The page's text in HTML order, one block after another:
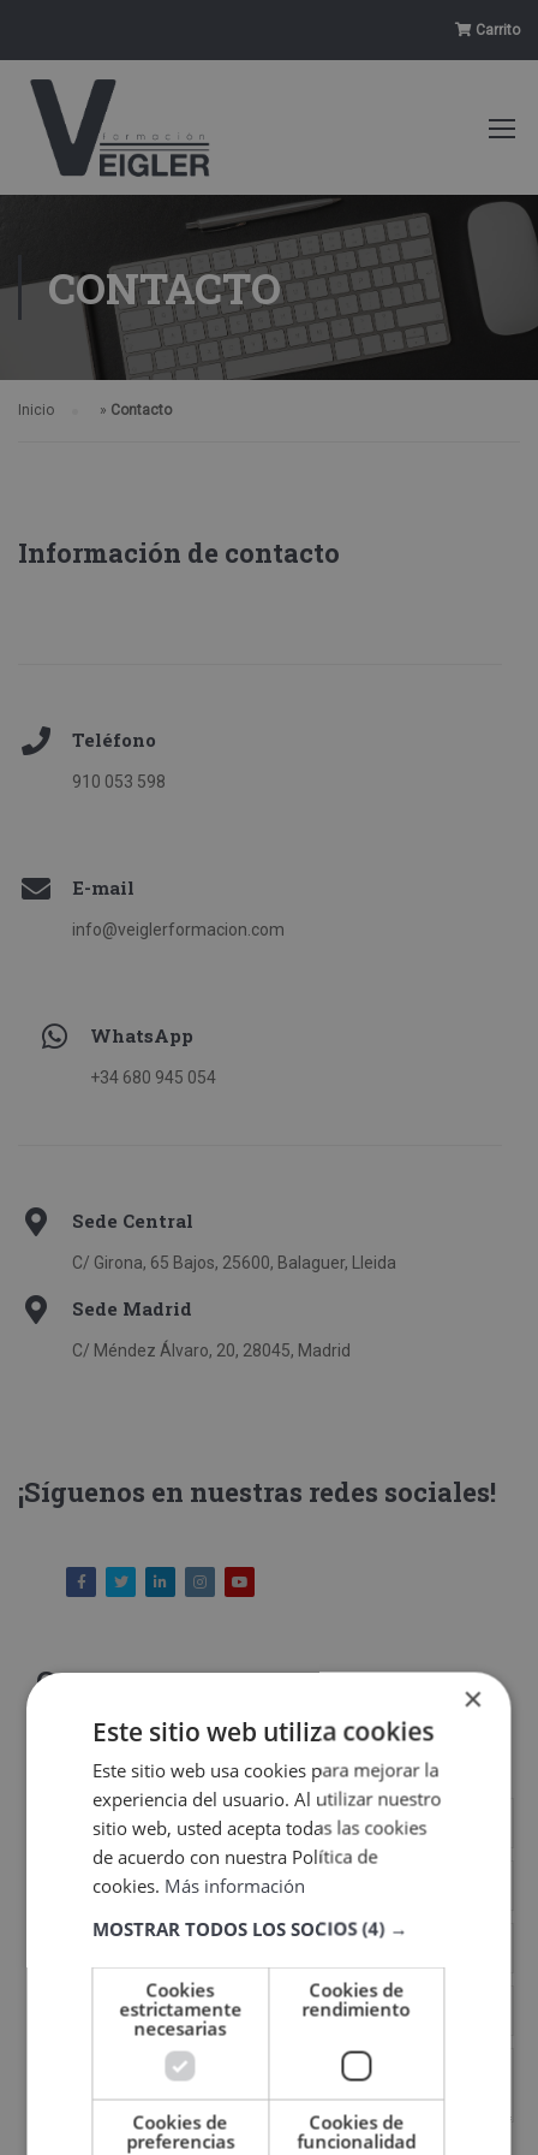
Carrito
CONTACTO
Inicio » Contacto
Información de contacto
Teléfono
910 053 598
E-mail
info@veiglerformacion.com
WhatsApp
+34 680 945 054
Sede Central
C/ Girona, 65 Bajos, 25600, Balaguer, Lleida
Sede Madrid
C/ Méndez Álvaro, 20, 28045, Madrid
¡Síguenos en nuestras redes sociales!
Contacta con nosotros ×
Este sitio web utiliza cookies
Este sitio web usa cookies para mejorar la
experiencia del usuario. Al utilizar nuestro
sitio web, usted acepta todas las cookies
de acuerdo con nuestra Política de
cookies. Más información
MOSTRAR TODOS LOS SOCIOS(4) →
Cookies
estrictamente
necesarias
Cookies de
rendimiento
Cookies de
preferencias
Cookies de
funcionalidad